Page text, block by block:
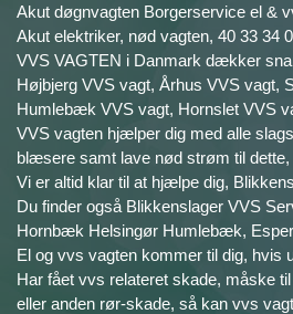
Akut døgnvagten Borgerservice el &
Akut elektriker, nød vagten, 40 33 34
VVS VAGTEN i Danmark dækker
Højbjerg VVS vagt, Århus VVS vagt,
Humlebæk VVS vagt, Hornslet VVS
VVS vagten hjælper dig med alle
blæsere samt lave nød strøm til dette,
Vi er altid klar til at hjælpe dig,
Du finder også Blikkenslager VVS
Hornbæk Helsingør Humlebæk,
El og vvs vagten kommer til dig, hvis
Har fået vvs relateret skade, måske
eller anden rør-skade, så kan vvs